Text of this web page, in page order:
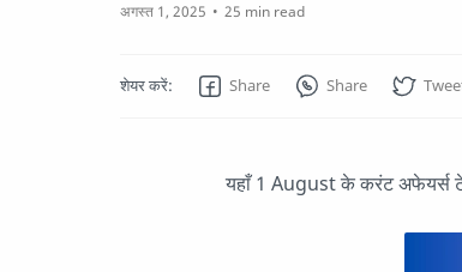
25 min read
यहाँ 1 August के करंट अफेयर्स